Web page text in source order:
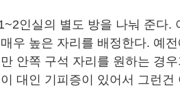
인실의 별도 방을 나눠 준다.
우 높은 자리를 배정한다. 예전
안쪽 구석 자리를 원하는 경
대인 기피증이 있어서 그런건